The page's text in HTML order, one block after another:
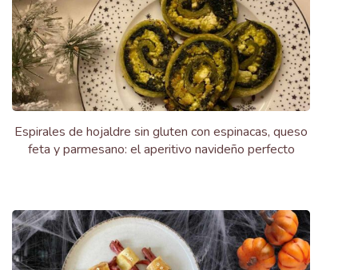
Espirales de hojaldre sin gluten con espinacas, queso
feta y parmesano: el aperitivo navideño perfecto